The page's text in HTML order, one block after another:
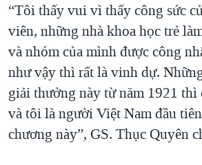
“Tôi thấy vui vì thấy công sức
viên, những nhà khoa học trẻ
và nhóm của mình được công
như vậy thì rất là vinh dự.
giải thưởng này từ năm 1921
và tôi là người Việt Nam đầu
chương này”, GS. Thục Quyên